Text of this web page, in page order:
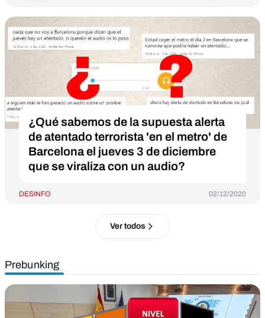
¿Qué sabemos de la supuesta alerta
de atentado terrorista 'en el metro' de
Barcelona el jueves 3 de diciembre
que se viraliza con un audio?
DESINFO 02/12/2020
Ver todos
Prebunking